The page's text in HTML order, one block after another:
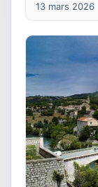
13 mars 2026